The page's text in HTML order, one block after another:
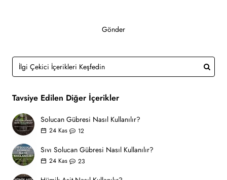
Gönder
Tavsiye Edilen Diğer İçerikler
Solucan Gübresi Nasıl Kullanılır?
24 Kas 12
Sıvı Solucan Gübresi Nasıl Kullanılır?
24 Kas 23